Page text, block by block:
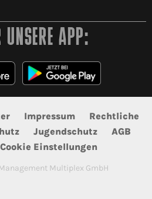
UNSERE APP:
Impressum
Rechtliche
Jugendschutz
AGB
Cookie Einstellungen
Multiplex GmbH